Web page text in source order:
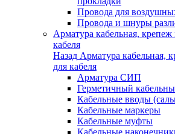
Провода для
Провода и шнуры
Арматура кабельная, крепеж
кабеля
Назад Арматура кабельная,
для кабеля
Арматура СИП
Герметичный
Кабельные вводы
Кабельные маркеры
Кабельные муфты
Кабельные